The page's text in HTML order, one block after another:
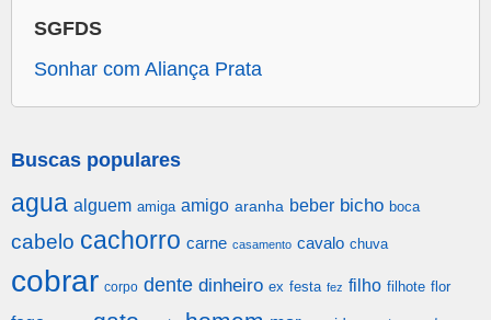
SGFDS
Sonhar com Aliança Prata
Buscas populares
agua alguem amiga amigo aranha beber bicho boca
cabelo cachorro carne casamento cavalo chuva
cobrar corpo dente dinheiro ex festa fez filho filhote flor